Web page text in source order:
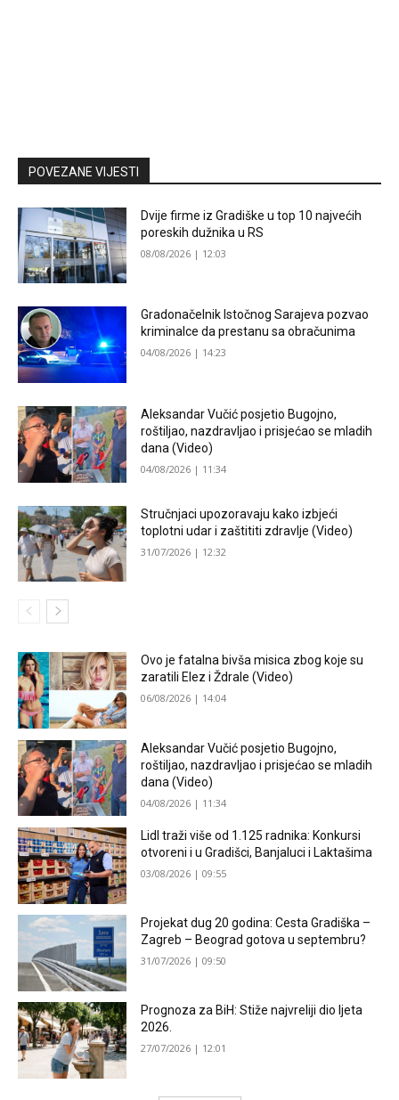
POVEZANE VIJESTI
Dvije firme iz Gradiške u top 10 najvećih
poreskih dužnika u RS
08/08/2026 | 12:03
Gradonačelnik Istočnog Sarajeva pozvao
kriminalce da prestanu sa obračunima
04/08/2026 | 14:23
Aleksandar Vučić posjetio Bugojno,
roštiljao, nazdravljao i prisjećao se mladih
dana (Video)
04/08/2026 | 11:34
Stručnjaci upozoravaju kako izbjeći
toplotni udar i zaštititi zdravlje (Video)
31/07/2026 | 12:32
Ovo je fatalna bivša misica zbog koje su
zaratili Elez i Ždrale (Video)
06/08/2026 | 14:04
Aleksandar Vučić posjetio Bugojno,
roštiljao, nazdravljao i prisjećao se mladih
dana (Video)
04/08/2026 | 11:34
Lidl traži više od 1.125 radnika: Konkursi
otvoreni i u Gradišci, Banjaluci i Laktašima
03/08/2026 | 09:55
Projekat dug 20 godina: Cesta Gradiška –
Zagreb – Beograd gotova u septembru?
31/07/2026 | 09:50
Prognoza za BiH: Stiže najvreliji dio ljeta
2026.
27/07/2026 | 12:01